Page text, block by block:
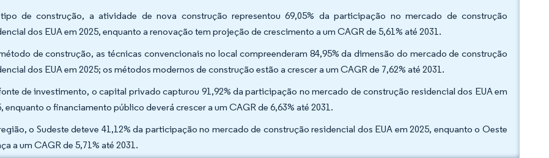
de construção, a atividade de nova construção representou 69,05% da participação no mercado de construção
dos EUA em 2025, enquanto a renovação tem projeção de crescimento a um CAGR de 5,61% até 2031.
de construção, as técnicas convencionais no local compreenderam 84,95% da dimensão do mercado de construção
dos EUA em 2025; os métodos modernos de construção estão a crescer a um CAGR de 7,62% até 2031.
de investimento, o capital privado capturou 91,92% da participação no mercado de construção residencial dos EUA em
enquanto o financiamento público deverá crescer a um CAGR de 6,63% até 2031.
o Sudeste deteve 41,12% da participação no mercado de construção residencial dos EUA em 2025, enquanto o Oeste
a um CAGR de 5,71% até 2031.